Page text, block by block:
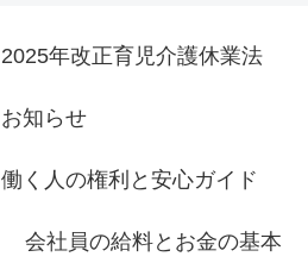
2025年改正育児介護休業法
お知らせ
働く人の権利と安心ガイド
会社員の給料とお金の基本